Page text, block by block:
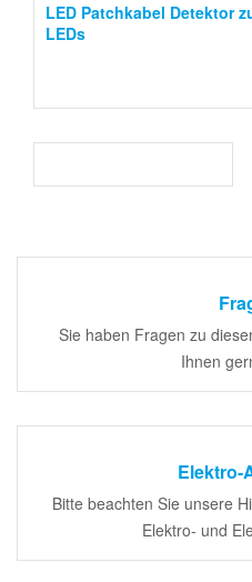
LED Patchkabel Detektor
LEDs
Sie haben Fragen zu
Ihnen
Elektro-
Bitte beachten Sie unsere
Elektro- und